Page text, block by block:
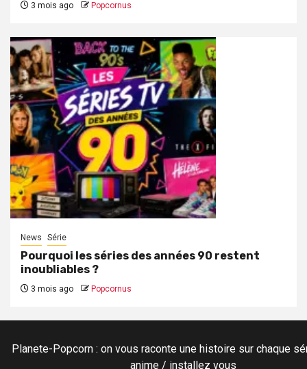
3 mois ago Popcornus
News Série
Pourquoi les séries des années 90 restent
inoubliables ?
3 mois ago Popcornus
Planete-Popcorn : on vous raconte une histoire sur chaque
anime / installez vous